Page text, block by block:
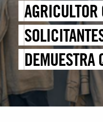
AGRICULTOR
DEMUESTRA